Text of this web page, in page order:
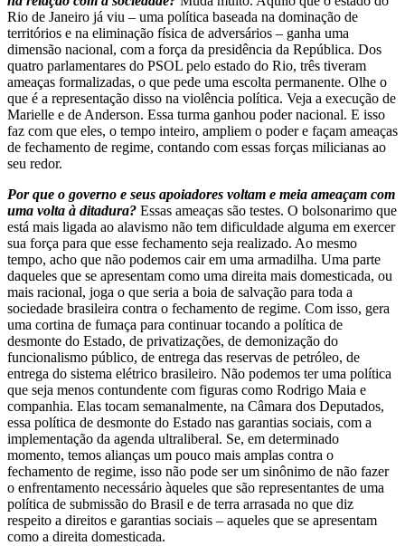
Rio de Janeiro já viu – uma política baseada na dominação de
territórios e na eliminação física de adversários – ganha uma
dimensão nacional, com a força da presidência da República. Dos
quatro parlamentares do PSOL pelo estado do Rio, três tiveram
ameaças formalizadas, o que pede uma escolta permanente. Olhe o
que é a representação disso na violência política. Veja a execução de
Marielle e de Anderson. Essa turma ganhou poder nacional. E isso
faz com que eles, o tempo inteiro, ampliem o poder e façam ameaças
de fechamento de regime, contando com essas forças milicianas ao
seu redor.
Por que o governo e seus apoiadores voltam e meia ameaçam com
uma volta à ditadura? Essas ameaças são testes. O bolsonarimo que
está mais ligada ao alavismo não tem dificuldade alguma em exercer
sua força para que esse fechamento seja realizado. Ao mesmo
tempo, acho que não podemos cair em uma armadilha. Uma parte
daqueles que se apresentam como uma direita mais domesticada, ou
mais racional, joga o que seria a boia de salvação para toda a
sociedade brasileira contra o fechamento de regime. Com isso, gera
uma cortina de fumaça para continuar tocando a política de
desmonte do Estado, de privatizações, de demonização do
funcionalismo público, de entrega das reservas de petróleo, de
entrega do sistema elétrico brasileiro. Não podemos ter uma política
que seja menos contundente com figuras como Rodrigo Maia e
companhia. Elas tocam semanalmente, na Câmara dos Deputados,
essa política de desmonte do Estado nas garantias sociais, com a
implementação da agenda ultraliberal. Se, em determinado
momento, temos alianças um pouco mais amplas contra o
fechamento de regime, isso não pode ser um sinônimo de não fazer
o enfrentamento necessário àqueles que são representantes de uma
política de submissão do Brasil e de terra arrasada no que diz
respeito a direitos e garantias sociais – aqueles que se apresentam
como a direita domesticada.